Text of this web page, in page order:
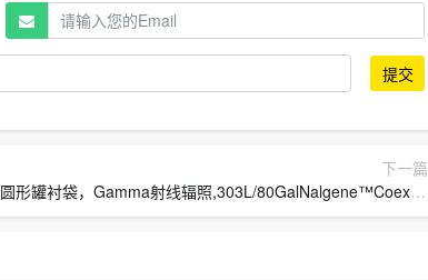
提交
下一篇
圆形罐衬袋，Gamma射线辐照,303L/80GalNalgene™Coex多层聚乙烯薄膜罐内衬货号343050-0080